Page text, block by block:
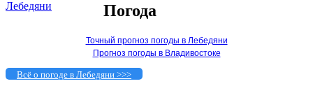
Погода
Точный прогноз погоды в Лебедяни
Прогноз погоды в Владивостоке
Всё о погоде в Лебедяни >>>